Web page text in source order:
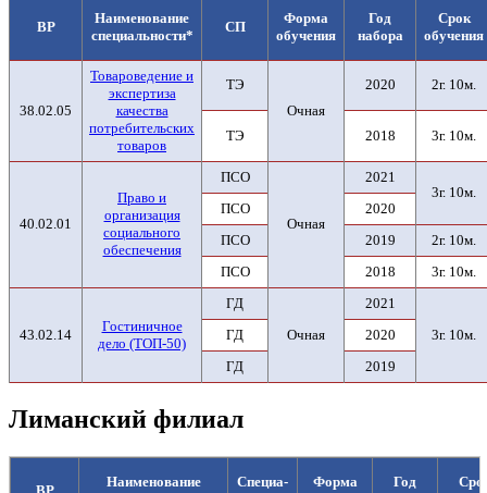
ВР
Наименование
специальности*
СП
Форма
обучения
Год
набора
Срок
обучения
38.02.05
Товароведение и
экспертиза
качества
потребительских
товаров
ТЭ
Очная
2020 2г. 10м.
ТЭ 2018 3г. 10м.
40.02.01
Право и
организация
социального
обеспечения
ПСО
Очная
2021
3г. 10м.
ПСО
2020
ПСО
2019
2г. 10м.
ПСО
2018 3г. 10м.
43.02.14
Гостиничное
дело (ТОП-50)
ГД
Очная
2021
3г. 10м.
ГД
2020
ГД
2019
Лиманский филиал
Наименование
Специа-
Форма
Год